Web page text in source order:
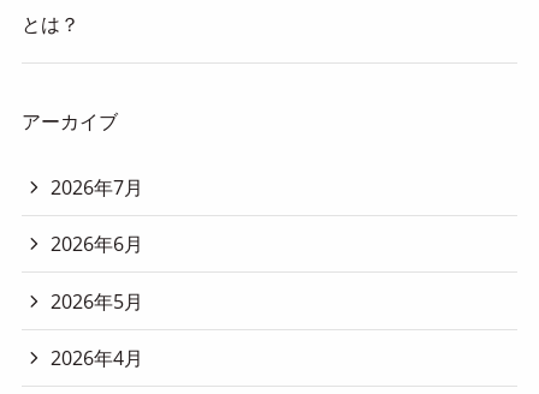
とは？
アーカイブ
2026年7月
2026年6月
2026年5月
2026年4月